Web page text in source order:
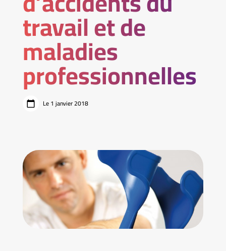
travail et de
maladies
professionnelles
Le 1 janvier 2018